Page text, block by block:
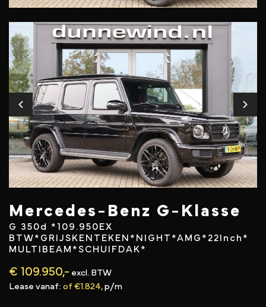
Mercedes-Benz G-Klasse
G 350d *109.950EX
BTW*GRIJSKENTEKEN*NIGHT*AMG*22Inch*
MULTIBEAM*SCHUIFDAK*
€ 109.950,- excl. BTW
Lease vanaf: of €1.824, p/m